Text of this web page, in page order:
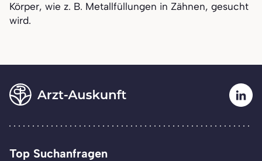
Körper, wie z. B. Metallfüllungen in Zähnen, gesucht
wird.
Top Suchanfragen